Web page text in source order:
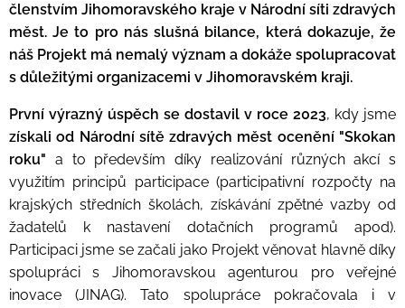
členstvím Jihomoravského kraje v Národní síti zdravých
měst. Je to pro nás slušná bilance, která dokazuje, že
náš Projekt má nemalý význam a dokáže spolupracovat
s důležitými organizacemi v Jihomoravském kraji.
První výrazný úspěch se dostavil v roce 2023, kdy jsme
získali od Národní sítě zdravých měst ocenění "Skokan
roku" a to především díky realizování různých akcí s
využitím principů participace (participativní rozpočty na
krajských středních školách, získávání zpětné vazby od
žadatelů k nastavení dotačních programů apod).
Participaci jsme se začali jako Projekt věnovat hlavně díky
spolupráci s Jihomoravskou agenturou pro veřejné
inovace (JINAG). Tato spolupráce pokračovala i v